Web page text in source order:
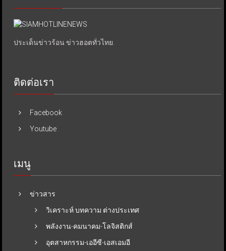
ประเด็นข่าวร้อน ข่าวฮอตทั่วไทย.
ติดต่อเรา
Facebook
Youtube
เมนู
ข่าวสาร
วิเคราะห์ บทความ ต่างประเทศ
พลังงาน-คมนาคม-โลจิสติกส์
อุตสาหกรรม-เออีซี-เอสเอมอี